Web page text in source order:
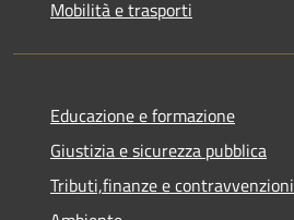
Mobilità e trasporti
Educazione e formazione
Giustizia e sicurezza pubblica
Tributi,finanze e contravvenzioni